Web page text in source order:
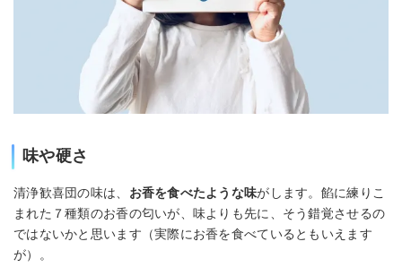
味や硬さ
清浄歓喜団の味は、 お香を食べたような味がします。餡に練りこ
まれた７種類のお香の匂いが、味よりも先に、そう錯覚させるの
ではないかと思います（実際にお香を食べているともいえます
が）。